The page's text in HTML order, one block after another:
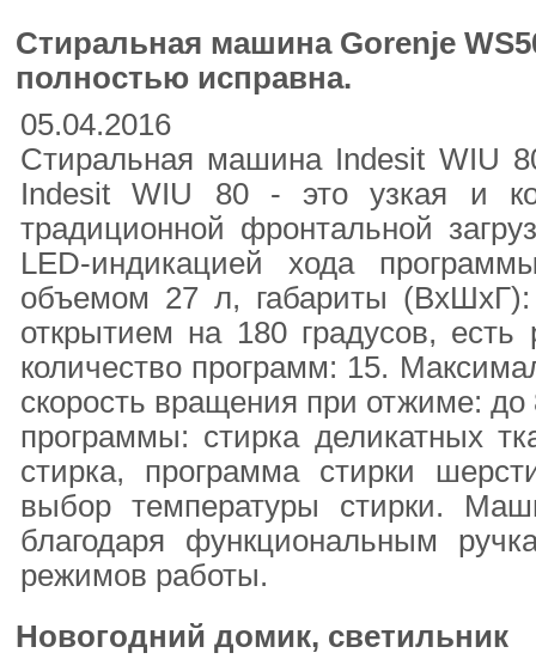
Стиральная машина Gorenje
полностью исправна.
05.04.2016
Стиральная машина Indesit WIU
Indesit WIU 80 - это узкая и
традиционной фронтальной
LED-индикацией хода
объемом 27 л, габариты
открытием на 180 градусов,
количество программ: 15.
скорость вращения при отжиме:
программы: стирка деликатных
стирка, программа стирки
выбор температуры стирки.
благодаря функциональным
режимов работы.
Новогодний домик, светильник